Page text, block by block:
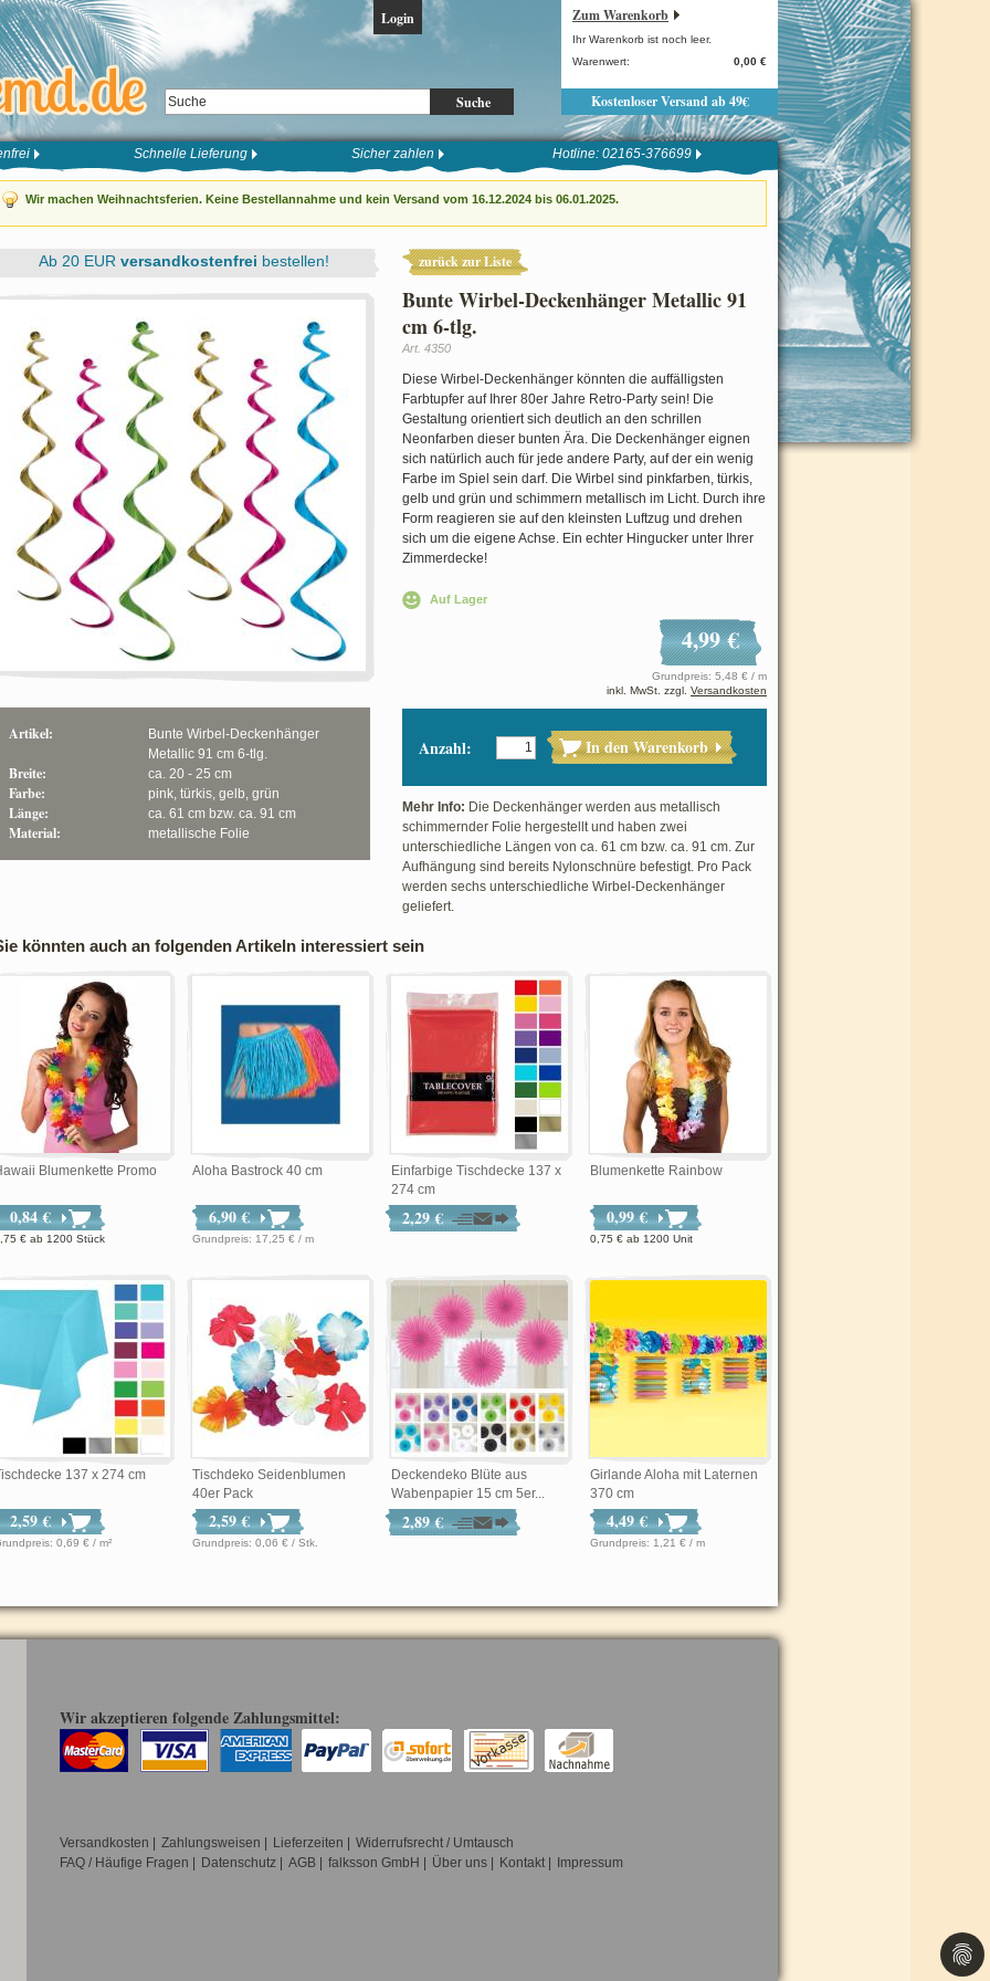
Suche
Login Zum Warenkorb
Ihr Warenkorb ist noch leer.
Warenwert:
0,00 €
Kostenloser Versand ab 49€
Schnelle Lieferung Sicher zahlen Hotline: 02165-376699
Wir machen Weihnachtsferien. Keine Bestellannahme und kein Versand vom 16.12.2024 bis 06.01.2025.
zurück zur Liste
Bunte Wirbel-Deckenhänger Metallic 91
cm 6-tlg.
Art. 4350
Diese Wirbel-Deckenhänger könnten die auffälligsten
Farbtupfer auf Ihrer 80er Jahre Retro-Party sein! Die
Gestaltung orientiert sich deutlich an den schrillen
Neonfarben dieser bunten Ära. Die Deckenhänger eignen
sich natürlich auch für jede andere Party, auf der ein wenig
Farbe im Spiel sein darf. Die Wirbel sind pinkfarben, türkis,
gelb und grün und schimmern metallisch im Licht. Durch ihre
Form reagieren sie auf den kleinsten Luftzug und drehen
sich um die eigene Achse. Ein echter Hingucker unter Ihrer
Zimmerdecke!
Auf Lager
4,99 €
Grundpreis: 5,48 € / m
inkl. MwSt. zzgl. Versandkosten
Anzahl: In den Warenkorb
Mehr Info: Die Deckenhänger werden aus metallisch
schimmernder Folie hergestellt und haben zwei
unterschiedliche Längen von ca. 61 cm bzw. ca. 91 cm. Zur
Aufhängung sind bereits Nylonschnüre befestigt. Pro Pack
werden sechs unterschiedliche Wirbel-Deckenhänger
geliefert.
Ab 20 EUR versandkostenfrei bestellen!
Artikel:
Bunte Wirbel-Deckenhänger
Metallic 91 cm 6-tlg.
Breite: ca. 20 - 25 cm
Farbe: pink, türkis, gelb, grün
Länge: ca. 61 cm bzw. ca. 91 cm
Material: metallische Folie
könnten auch an folgenden Artikeln interessiert sein
Blumenkette Promo
0,84 €
€ ab 1200 Stück
Aloha Bastrock 40 cm
6,90 €
Grundpreis: 17,25 € / m
Einfarbige Tischdecke 137 x
274 cm
2,29 €
Blumenkette Rainbow
0,99 €
0,75 € ab 1200 Unit
137 x 274 cm
2,59 €
Grundpreis: 0,69 € / m²
Tischdeko Seidenblumen
40er Pack
2,59 €
Grundpreis: 0,06 € / Stk.
Deckendeko Blüte aus
Wabenpapier 15 cm 5er...
2,89 €
Girlande Aloha mit Laternen
370 cm
4,49 €
Grundpreis: 1,21 € / m
Wir akzeptieren folgende Zahlungsmittel:
Versandkosten Zahlungsweisen Lieferzeiten
Widerrufsrecht / Umtausch
FAQ / Häufige Fragen
Datenschutz AGB falksson GmbH Über uns Kontakt Impressum